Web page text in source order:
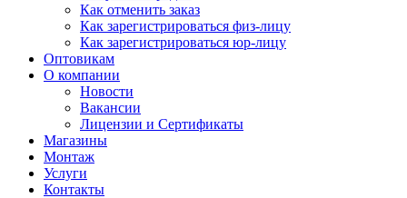
Как отменить заказ
Как зарегистрироваться физ-лицу
Как зарегистрироваться юр-лицу
Оптовикам
О компании
Новости
Вакансии
Лицензии и Сертификаты
Магазины
Монтаж
Услуги
Контакты